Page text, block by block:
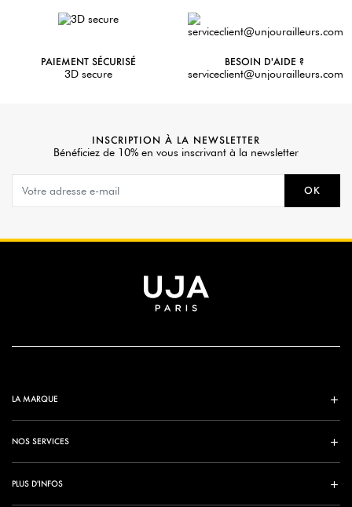
PAIEMENT SÉCURISÉ
3D secure
BESOIN D'AIDE ?
serviceclient@unjourailleurs.com
INSCRIPTION À LA NEWSLETTER
Bénéficiez de 10% en vous inscrivant à la newsletter
OK
LA MARQUE
NOS SERVICES
PLUS D'INFOS